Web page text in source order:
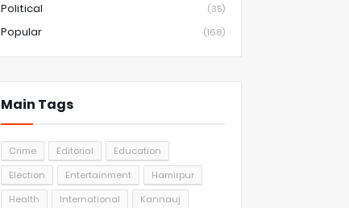
Political (35)
Popular (168)
Main Tags
Crime Editorial
Education
Election
Entertainment
Hamirpur
Health
International
Kannauj